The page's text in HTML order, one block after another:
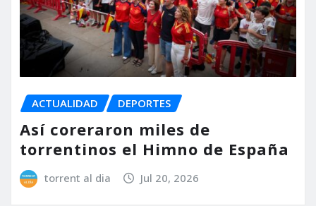
ACTUALIDAD DEPORTES
Así coreraron miles de
torrentinos el Himno de España
torrent al dia Jul 20, 2026